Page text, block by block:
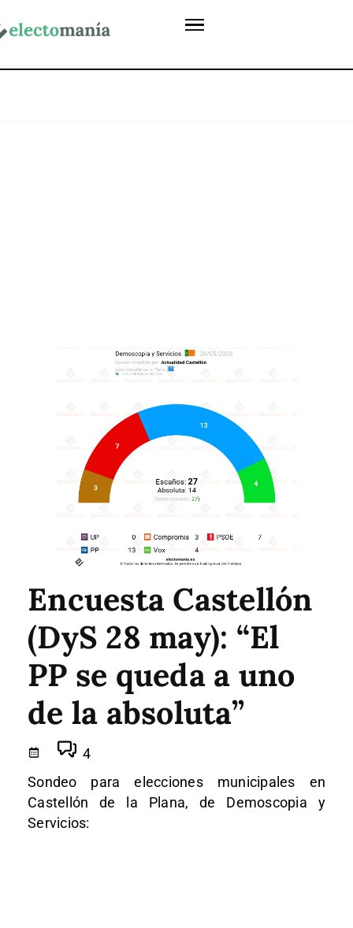
Encuesta Castellón
(DyS 28 may): “El
PP se queda a uno
de la absoluta”
4
Sondeo para elecciones municipales en
Castellón de la Plana, de Demoscopia y
Servicios: